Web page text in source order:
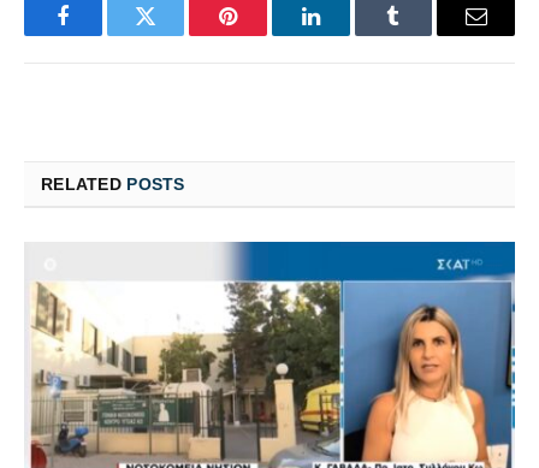
FacebookTwitter Pinterest LinkedInTumblr Email
RELATED POSTS